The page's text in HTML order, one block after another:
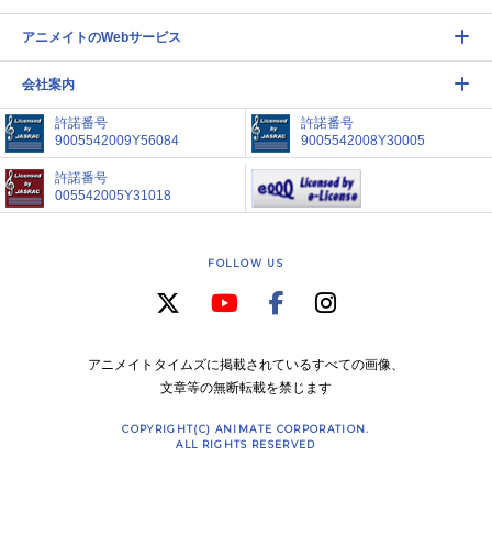
アニメイトのWebサービス
会社案内
許諾番号
9005542009Y56084
許諾番号
9005542008Y30005
許諾番号
005542005Y31018
FOLLOW US
アニメイトタイムズに掲載されているすべての画像、
文章等の無断転載を禁じます
COPYRIGHT(C) ANIMATE CORPORATION.
ALL RIGHTS RESERVED